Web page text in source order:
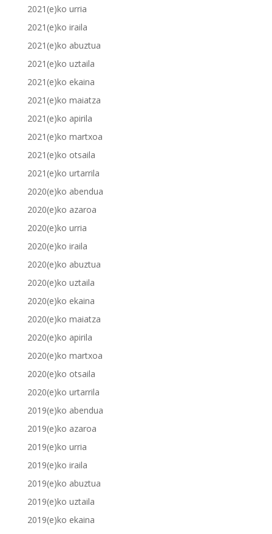
2021(e)ko urria
2021(e)ko iraila
2021(e)ko abuztua
2021(e)ko uztaila
2021(e)ko ekaina
2021(e)ko maiatza
2021(e)ko apirila
2021(e)ko martxoa
2021(e)ko otsaila
2021(e)ko urtarrila
2020(e)ko abendua
2020(e)ko azaroa
2020(e)ko urria
2020(e)ko iraila
2020(e)ko abuztua
2020(e)ko uztaila
2020(e)ko ekaina
2020(e)ko maiatza
2020(e)ko apirila
2020(e)ko martxoa
2020(e)ko otsaila
2020(e)ko urtarrila
2019(e)ko abendua
2019(e)ko azaroa
2019(e)ko urria
2019(e)ko iraila
2019(e)ko abuztua
2019(e)ko uztaila
2019(e)ko ekaina